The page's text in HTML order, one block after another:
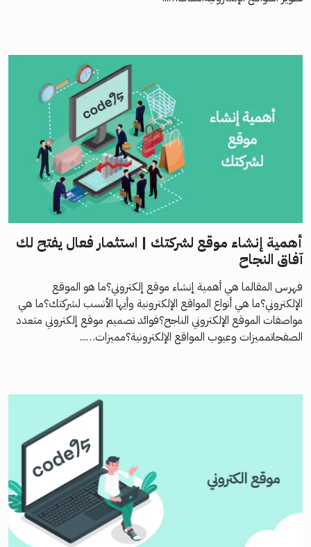
أهمية إنشاء موقع لشركتك | استثمار فعال يفتح لك
آفاق النجاح
فهرس المقالما هي أهمية إنشاء موقع إلكتروني؟ما هو الموقع
الإلكتروني؟ما هي أنواع المواقع الإلكترونية وأيها الأنسب لشركتك؟ما هي
مواصفات الموقع الإلكتروني الناجح؟فوائد تصميم موقع إلكتروني متعدد
الصفحاتمميزات وعيوب المواقع الإلكترونية؟مميزات…...